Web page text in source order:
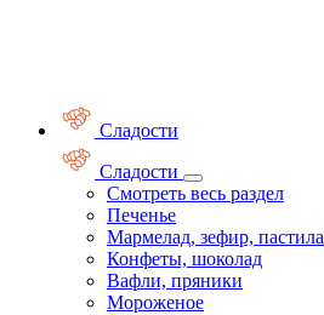
Сладости
Сладости
Смотреть весь раздел
Печенье
Мармелад, зефир, пастила
Конфеты, шоколад
Вафли, пряники
Мороженое